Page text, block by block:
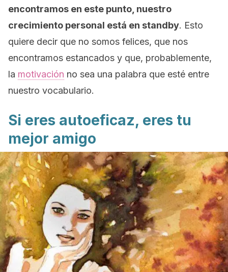
encontramos en este punto, nuestro
crecimiento personal está en standby. Esto
quiere decir que no somos felices, que nos
encontramos estancados y que, probablemente,
la motivación no sea una palabra que esté entre
nuestro vocabulario.
Si eres autoeficaz, eres tu
mejor amigo